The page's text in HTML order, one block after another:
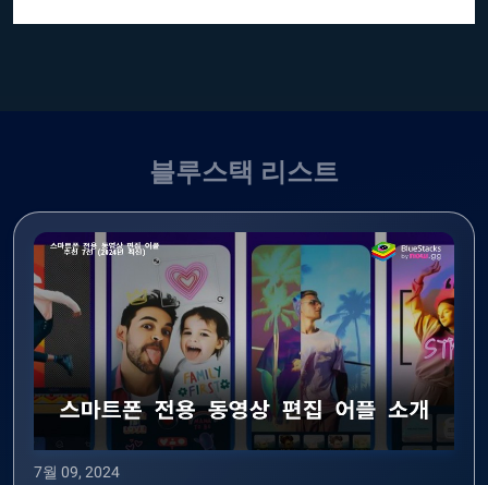
블루스택 리스트
7월 09, 2024